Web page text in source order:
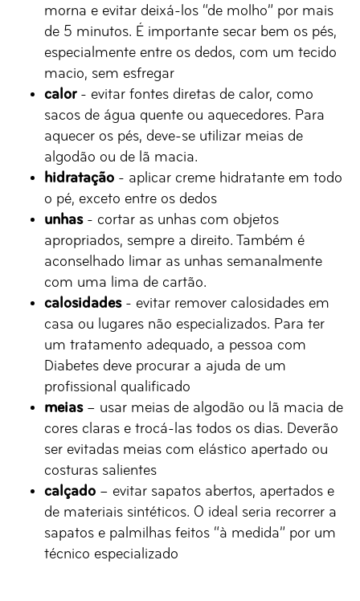
morna e evitar deixá-los “de molho” por mais
de 5 minutos. É importante secar bem os pés,
especialmente entre os dedos, com um tecido
macio, sem esfregar
calor- evitar fontes diretas de calor, como
sacos de água quente ou aquecedores. Para
aquecer os pés, deve-se utilizar meias de
algodão ou de lã macia.
hidratação - aplicar creme hidratante em todo
o pé, exceto entre os dedos
unhas- cortar as unhas com objetos
apropriados, sempre a direito. Também é
aconselhado limar as unhas semanalmente
com uma lima de cartão.
calosidades- evitar remover calosidades em
casa ou lugares não especializados. Para ter
um tratamento adequado, a pessoa com
Diabetes deve procurar a ajuda de um
profissional qualificado
meias– usar meias de algodão ou lã macia de
cores claras e trocá-las todos os dias. Deverão
ser evitadas meias com elástico apertado ou
costuras salientes
calçado – evitar sapatos abertos, apertados e
de materiais sintéticos. O ideal seria recorrer a
sapatos e palmilhas feitos “à medida” por um
técnico especializado